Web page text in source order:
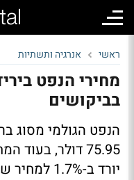
ראשי אנרגיה ותשתיות
מחירי הנפט
בביקושים
יורד ב-1.7% למחיר של 70.43 דולר